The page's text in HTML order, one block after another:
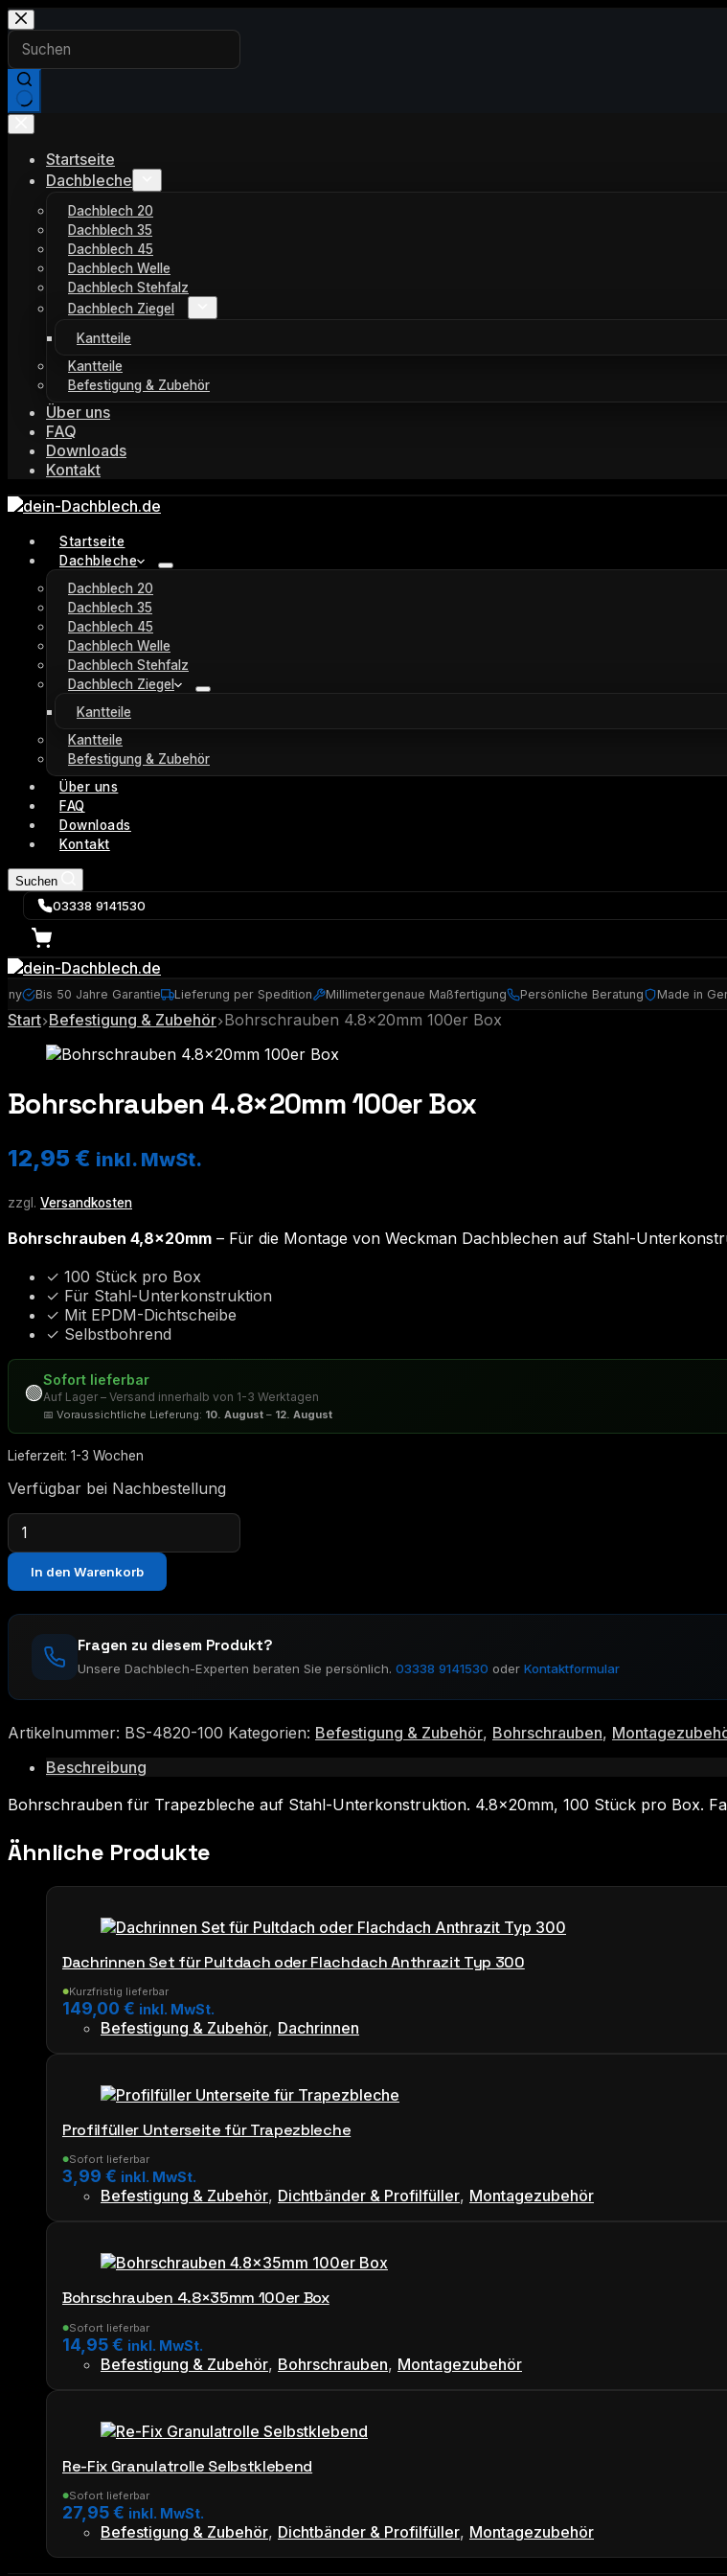
Zum
Inhalt
springen
Keine
Startseite
Dachbleche
Dachblech 20
Dachblech 35
Dachblech 45
Dachblech Welle
Dachblech Stehfalz
Dachblech Ziegel
Kantteile
Kantteile
Befestigung & Zubehör
Über uns
FAQ
Downloads
Kontakt
Startseite
Dachbleche
Dachblech 20
Dachblech 35
Dachblech 45
Dachblech Welle
Dachblech Stehfalz
Dachblech Ziegel
Kantteile
Kantteile
Befestigung & Zubehör
Über uns
FAQ
Downloads
Kontakt
Suchen
03338 9141530
Bis 50 Jahre Garantie Lieferung per Spedition Millimetergenaue Maßfertigung Persönliche Beratung Made in
Start Befestigung & Zubehör Bohrschrauben 4.8×20mm 100er Box
Bohrschrauben 4.8×20mm 100er Box
12,95 € inkl. MwSt.
zzgl. Versandkosten
Bohrschrauben 4,8×20mm – Für die Montage von Weckman Dachblechen auf Stahl-
✓ 100 Stück pro Box
✓ Für Stahl-Unterkonstruktion
✓ Mit EPDM-Dichtscheibe
✓ Selbstbohrend
🟢
Sofort lieferbar
Auf Lager – Versand innerhalb von 1-3 Werktagen
📅 Voraussichtliche Lieferung: 10. August – 12. August
Lieferzeit: 1-3 Wochen
Verfügbar bei Nachbestellung
Bohrschrauben
4.8×20mm
100er
BoxIn den Warenkorb
Fragen zu diesem Produkt?
Unsere Dachblech-Experten beraten Sie persönlich. 03338 9141530 oder Kontaktformular
Artikelnummer: BS-4820-100 Kategorien: Befestigung & Zubehör, Bohrschrauben,
Beschreibung
Bohrschrauben für Trapezbleche auf Stahl-Unterkonstruktion. 4.8×20mm, 100 Stück pro Box.
Ähnliche Produkte
Dachrinnen Set für Pultdach oder Flachdach Anthrazit Typ 300
●Kurzfristig lieferbar
149,00 € inkl. MwSt.
Befestigung & Zubehör, Dachrinnen
Profilfüller Unterseite für Trapezbleche
●Sofort lieferbar
3,99 € inkl. MwSt.
Befestigung & Zubehör, Dichtbänder & Profilfüller, Montagezubehör
Bohrschrauben 4.8×35mm 100er Box
●Sofort lieferbar
14,95€ inkl. MwSt.
Befestigung & Zubehör, Bohrschrauben, Montagezubehör
Re-Fix Granulatrolle Selbstklebend
●Sofort lieferbar
27,95€ inkl. MwSt.
Befestigung & Zubehör, Dichtbänder & Profilfüller, Montagezubehör